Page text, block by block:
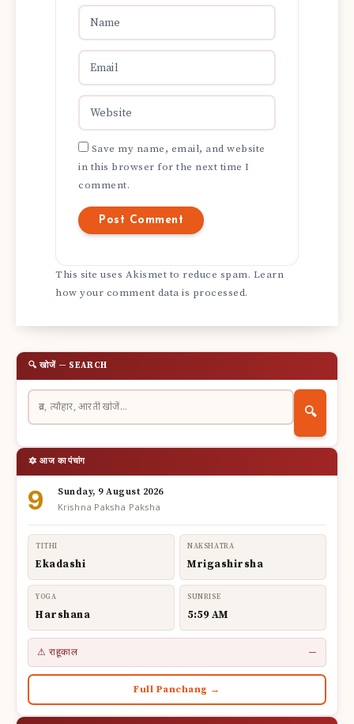
Save my name, email, and website
in this browser for the next time I
comment.
This site uses Akismet to reduce spam. Learn
how your comment data is processed.
🔍 खोजें — SEARCH
🔍
🔯 आज का पंचांग
9 Sunday, 9 August 2026
Krishna Paksha Paksha
TITHI
Ekadashi
NAKSHATRA
Mrigashirsha
YOGA
Harshana
SUNRISE
5:59 AM
⚠ राहूकाल —
Full Panchang →